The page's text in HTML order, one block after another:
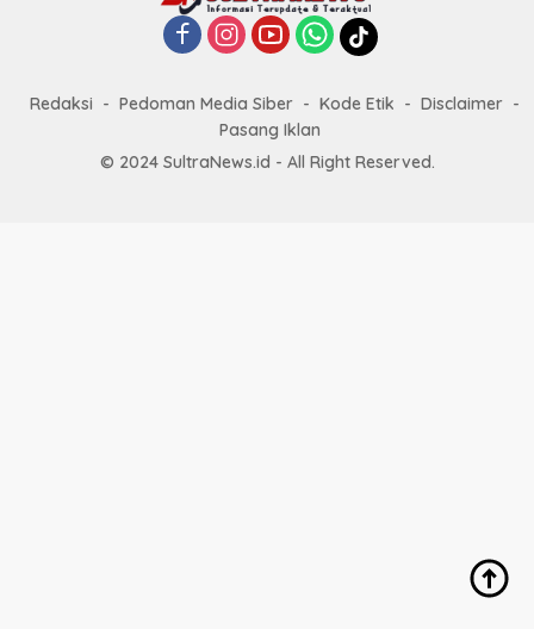
Redaksi Pedoman Media Siber Kode Etik
Disclaimer
Pasang Iklan
© 2024 SultraNews.id - All Right Reserved.